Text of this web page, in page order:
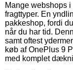
Mange webshops
fragttyper. En
pakkeshop, fordi
når du har tid.
samt oftest
køb af OnePlus 9
med komplet